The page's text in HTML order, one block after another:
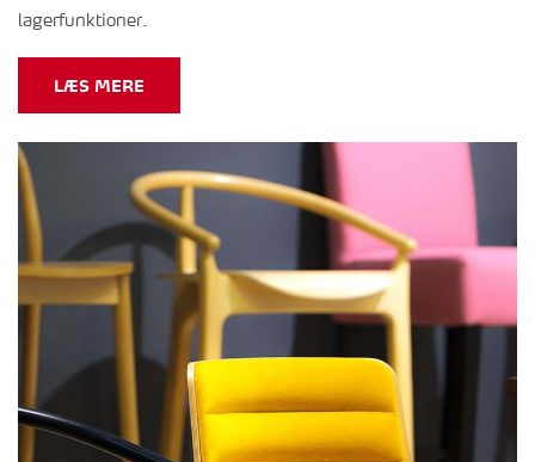
lagerfunktioner.
LÆS MERE